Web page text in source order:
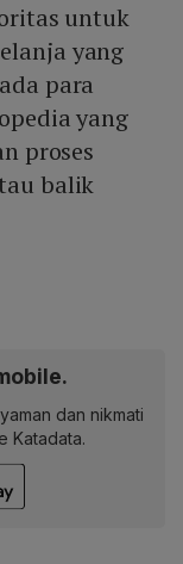
untuk
yang
para
yang
proses
balik
dan nikmati
Katadata.